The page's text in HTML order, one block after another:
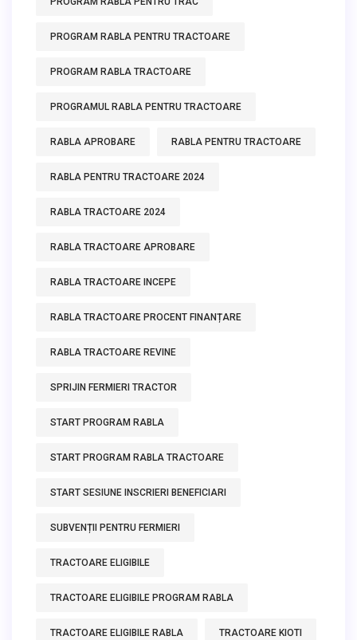
PROGRAM RABLA PENTRU TRACTOARE
PROGRAM RABLA TRACTOARE
PROGRAMUL RABLA PENTRU TRACTOARE
RABLA APROBARE RABLA PENTRU TRACTOARE
RABLA PENTRU TRACTOARE 2024
RABLA TRACTOARE 2024
RABLA TRACTOARE APROBARE
RABLA TRACTOARE INCEPE
RABLA TRACTOARE PROCENT FINANȚARE
RABLA TRACTOARE REVINE
SPRIJIN FERMIERI TRACTOR
START PROGRAM RABLA
START PROGRAM RABLA TRACTOARE
START SESIUNE INSCRIERI BENEFICIARI
SUBVENȚII PENTRU FERMIERI
TRACTOARE ELIGIBILE
TRACTOARE ELIGIBILE PROGRAM RABLA
TRACTOARE ELIGIBILE RABLA TRACTOARE KIOTI